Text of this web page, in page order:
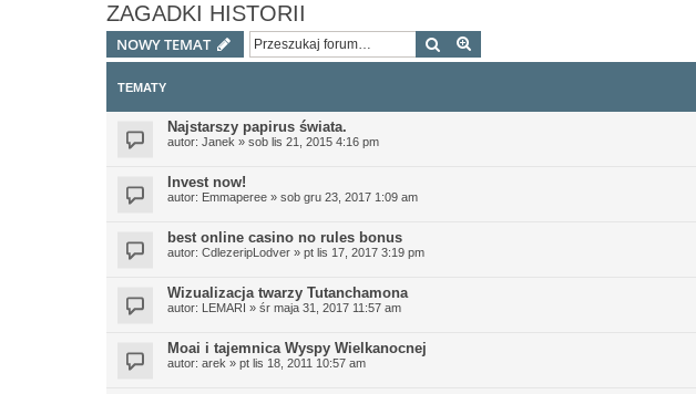
ZAGADKI HISTORII
NOWY TEMAT Szukaj
TEMATY
Najstarszy papirus świata.
autor: Janek » sob lis 21, 2015 4:16 pm
Invest now!
autor: Emmaperee » sob gru 23, 2017 1:09 am
best online casino no rules bonus
autor: CdlezeripLodver » pt lis 17, 2017 3:19 pm
Wizualizacja twarzy Tutanchamona
autor: LEMARI » śr maja 31, 2017 11:57 am
Moai i tajemnica Wyspy Wielkanocnej
autor: arek » pt lis 18, 2011 10:57 am